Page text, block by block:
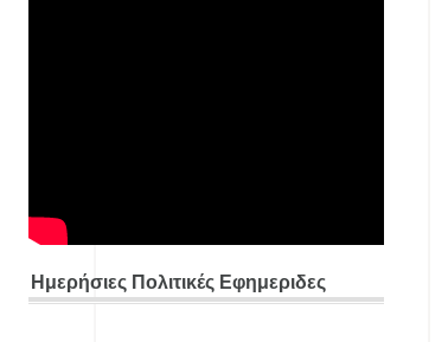
Ημερήσιες Πολιτικές Εφημεριδες